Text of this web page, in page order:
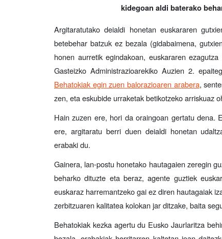
kidegoan aldi baterako
Argitaratutako deialdi honetan euskararen
betebehar batzuk ez bezala (gidabaimena,
honen aurretik egindakoan, euskararen
Gasteizko Administrazioarekiko Auzien 2.
Behatokiak egin zuen balorazioaren arabera,
zen, eta eskubide urraketak betikotzeko arriskuaz
Hain zuzen ere, hori da oraingoan gertatu dena.
ere, argitaratu berri duen deialdi honetan
erabaki du.
Gainera, lan-postu honetako hautagaien zeregin
beharko dituzte eta beraz, agente guztiek
euskaraz harremantzeko gai ez diren hautagaiak
zerbitzuaren kalitatea kolokan jar ditzake, baita
Behatokiak kezka agertu du Eusko Jaurlaritza